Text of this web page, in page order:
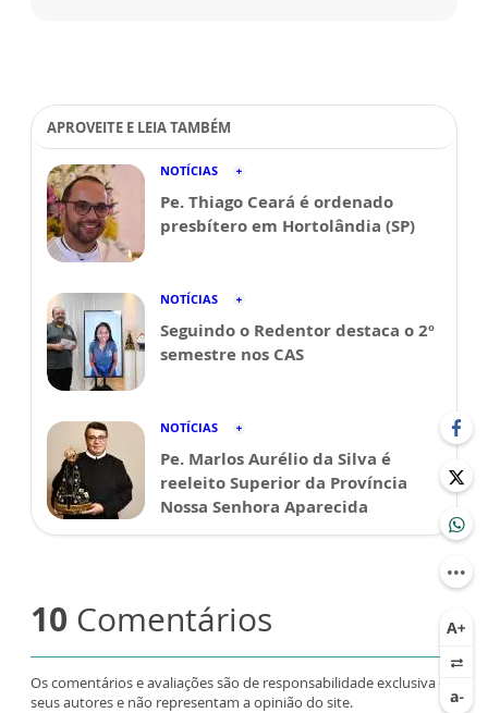
APROVEITE E LEIA TAMBÉM
NOTÍCIAS
Pe. Thiago Ceará é ordenado
presbítero em Hortolândia (SP)
NOTÍCIAS
Seguindo o Redentor destaca o 2º
semestre nos CAS
NOTÍCIAS
Pe. Marlos Aurélio da Silva é
reeleito Superior da Província
Nossa Senhora Aparecida
10 Comentários
Os comentários e avaliações são de responsabilidade exclusiva de
seus autores e não representam a opinião do site.